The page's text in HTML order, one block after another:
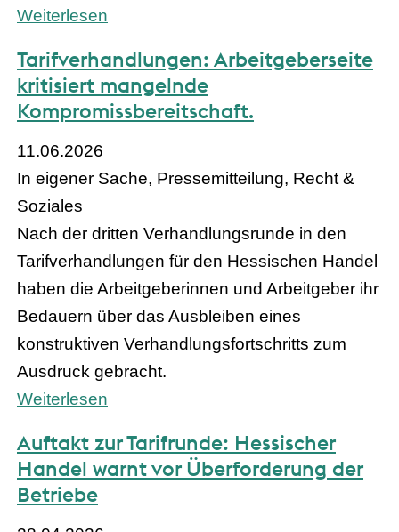
Weiterlesen
Tarifverhandlungen: Arbeitgeberseite
kritisiert mangelnde
Kompromissbereitschaft.
11.06.2026
In eigener Sache, Pressemitteilung, Recht &
Soziales
Nach der dritten Verhandlungsrunde in den
Tarifverhandlungen für den Hessischen Handel
haben die Arbeitgeberinnen und Arbeitgeber ihr
Bedauern über das Ausbleiben eines
konstruktiven Verhandlungsfortschritts zum
Ausdruck gebracht.
Weiterlesen
Auftakt zur Tarifrunde: Hessischer
Handel warnt vor Überforderung der
Betriebe